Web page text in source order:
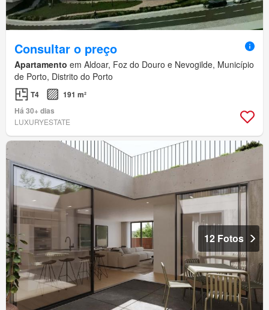
Consultar o preço
Apartamento em Aldoar, Foz do Douro e Nevogilde, Município
de Porto, Distrito do Porto
T4
191 m²
Há 30+ dias
LUXURYESTATE
12 Fotos